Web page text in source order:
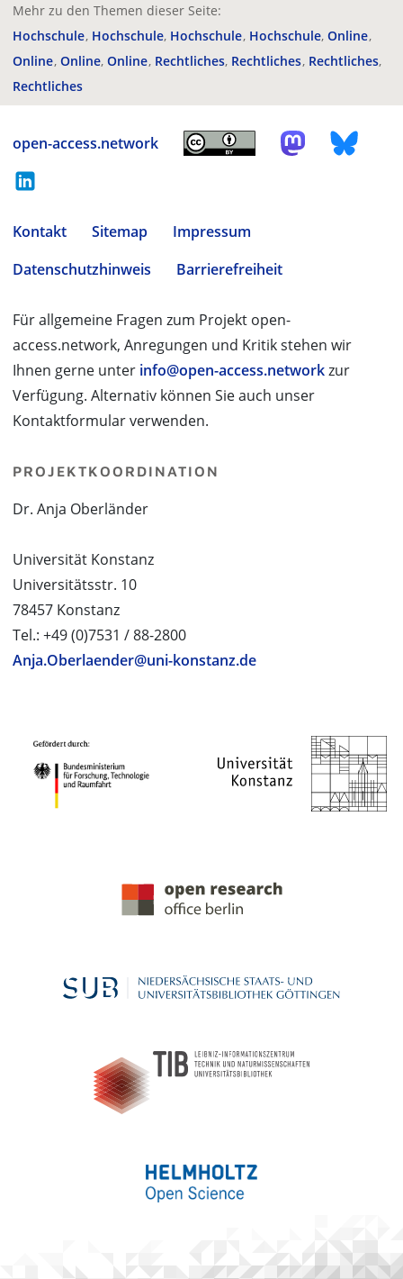
Mehr zu den Themen dieser Seite:
Hochschule Hochschule Hochschule Hochschule Online
Online Online Online Rechtliches Rechtliches Rechtliches
Rechtliches
open-access.network
Kontakt Sitemap
Impressum
Datenschutzhinweis
Barrierefreiheit
Für allgemeine Fragen zum Projekt open-
access.network, Anregungen und Kritik stehen wir
Ihnen gerne unter info@open-access.networkzur
Verfügung. Alternativ können Sie auch unser
Kontaktformular verwenden.
PROJEKTKOORDINATION
Dr. Anja Oberländer
Universität Konstanz
Universitätsstr. 10
78457 Konstanz
Tel.: +49 (0)7531 / 88-2800
Anja.Oberlaender@uni-konstanz.de